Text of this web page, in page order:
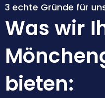
3 echte Gründe für
Was wir
bieten: